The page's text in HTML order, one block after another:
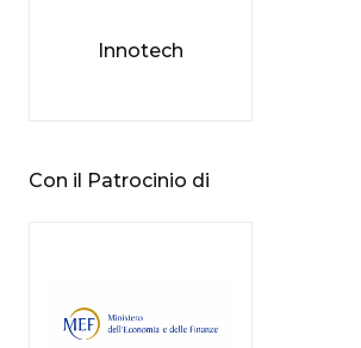
Innotech
Con il Patrocinio di